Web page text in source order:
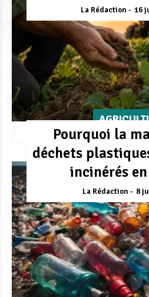
La Rédaction 16
Pourquoi la
déchets
incinérés
La Rédaction 8